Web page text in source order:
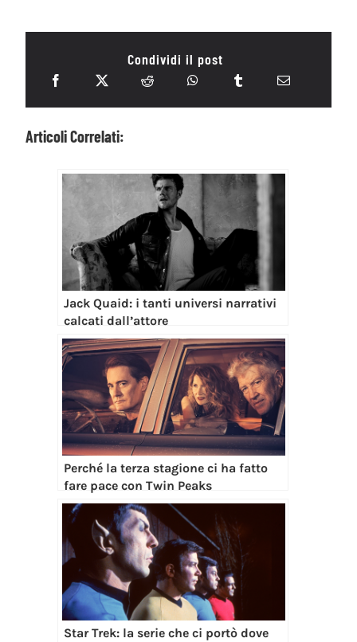
Condividi il post
Articoli Correlati:
Jack Quaid: i tanti universi narrativi
calcati dall’attore
Perché la terza stagione ci ha fatto
fare pace con Twin Peaks
Star Trek: la serie che ci portò dove